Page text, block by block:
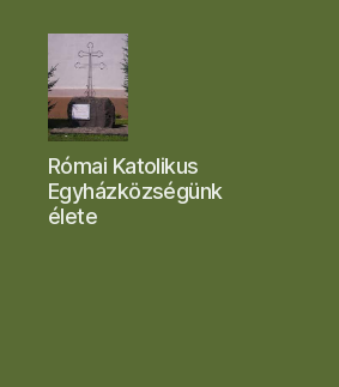
Letkési
Egyházközség
Római Katolikus
Egyházközségünk
élete